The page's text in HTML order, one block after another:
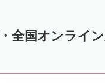
全国オンライ